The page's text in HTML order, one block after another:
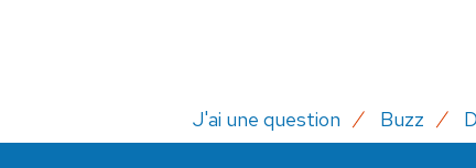
J'ai une question Buzz